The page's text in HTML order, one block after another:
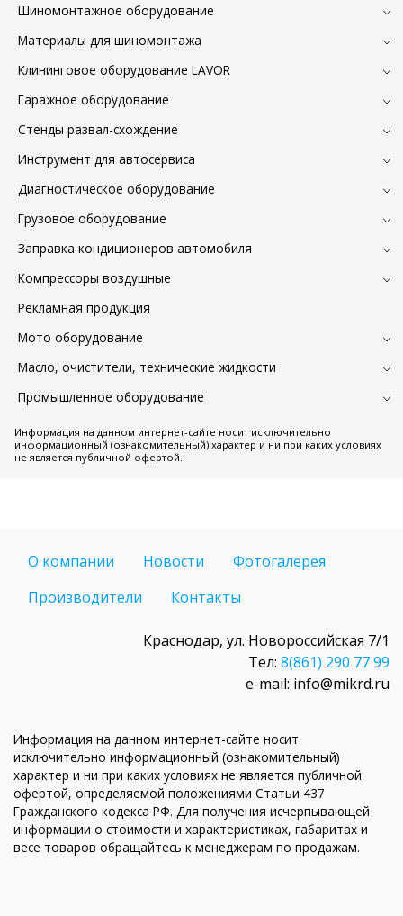
Шиномонтажное оборудование
Материалы для шиномонтажа
Клининговое оборудование LAVOR
Гаражное оборудование
Стенды развал-схождение
Инструмент для автосервиса
Диагностическое оборудование
Грузовое оборудование
Заправка кондиционеров автомобиля
Компрессоры воздушные
Рекламная продукция
Мото оборудование
Масло, очистители, технические жидкости
Промышленное оборудование
Информация на данном интернет-сайте носит исключительно
информационный (ознакомительный) характер и ни при каких условиях
не является публичной офертой.
О компании Новости
Фотогалерея
Производители
Контакты
Краснодар, ул. Новороссийская 7/1
Тел: 8(861) 290 77 99
e-mail: info@mikrd.ru
Информация на данном интернет-сайте носит
исключительно информационный (ознакомительный)
характер и ни при каких условиях не является публичной
офертой, определяемой положениями Статьи 437
Гражданского кодекса РФ. Для получения исчерпывающей
информации о стоимости и характеристиках, габаритах и
весе товаров обращайтесь к менеджерам по продажам.